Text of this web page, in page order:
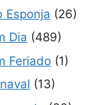
Esponja (26)
Dia (489)
Feriado (1)
(13)